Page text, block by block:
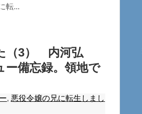
転...
（3） 内河弘
備忘録。領地で
, 悪役令嬢の兄に転生しまし